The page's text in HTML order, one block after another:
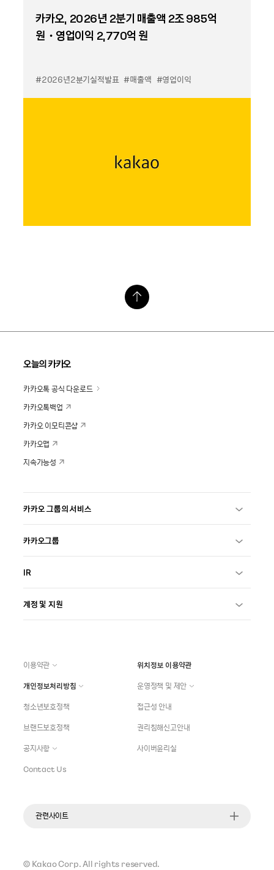
카카오, 2026년 2분기 매출액 2조 985억
원・영업이익 2,770억 원
#2026년2분기실적발표 #매출액 #영업이익
오늘의 카카오
카카오톡 공식 다운로드
카카오톡백업
카카오 이모티콘샵
카카오맵
지속가능성
카카오 그룹의 서비스
카카오그룹
IR
계정 및 지원
이용약관
위치정보 이용약관
개인정보처리방침
운영정책 및 제안
청소년보호정책
접근성 안내
브랜드보호정책
권리침해신고안내
공지사항
사이버윤리실
Contact Us
관련사이트
© Kakao Corp.All rights reserved.